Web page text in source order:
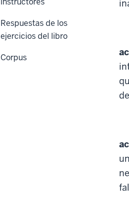
Respuestas de los
ejercicios del libro
Corpus